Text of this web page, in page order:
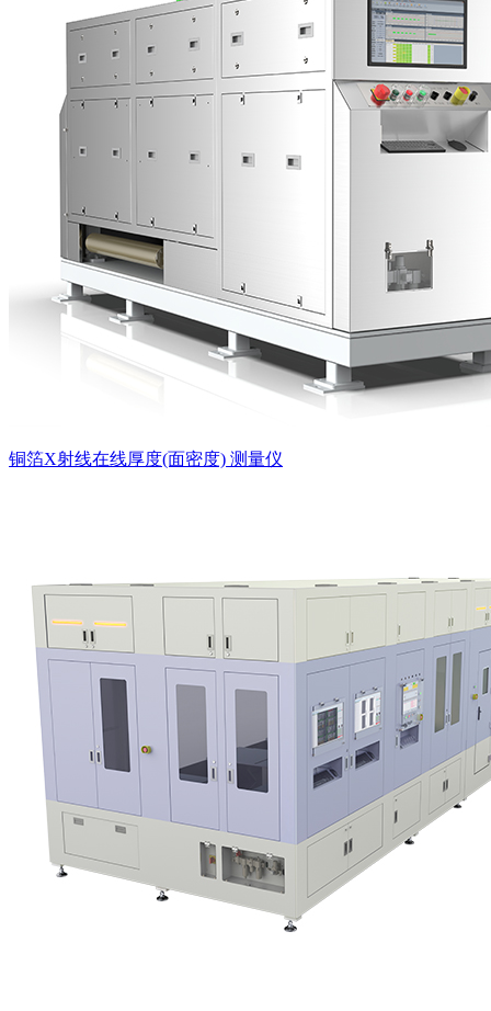
铜箔X射线在线厚度(面密度) 测量仪